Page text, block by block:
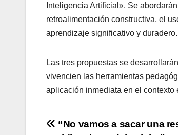
Inteligencia Artificial». Se
retroalimentación constructiva, el
aprendizaje significativo y duradero.
Las tres propuestas se
vivencien las herramientas
aplicación inmediata en el contexto
Navegación
“No vamos a sacar una